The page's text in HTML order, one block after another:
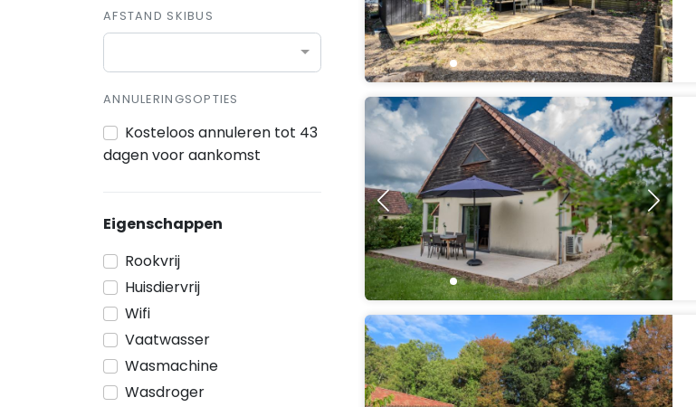
AFSTAND SKIBUS
ANNULERINGSOPTIES
Kosteloos annuleren tot 43
dagen voor aankomst
Eigenschappen
Rookvrij
Huisdiervrij
Wifi
Vaatwasser
Wasmachine
Wasdroger